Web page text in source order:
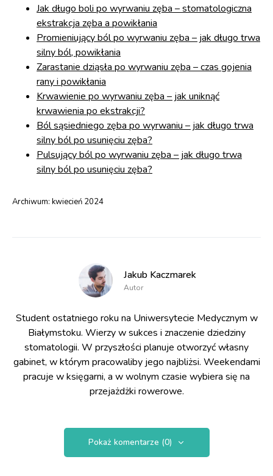
Jak długo boli po wyrwaniu zęba – stomatologiczna
ekstrakcja zęba a powikłania
Promieniujący ból po wyrwaniu zęba – jak długo trwa
silny ból, powikłania
Zarastanie dziąsła po wyrwaniu zęba – czas gojenia
rany i powikłania
Krwawienie po wyrwaniu zęba – jak uniknąć
krwawienia po ekstrakcji?
Ból sąsiedniego zęba po wyrwaniu – jak długo trwa
silny ból po usunięciu zęba?
Pulsujący ból po wyrwaniu zęba – jak długo trwa
silny ból po usunięciu zęba?
Archiwum: kwiecień 2024
Jakub Kaczmarek
Autor
Student ostatniego roku na Uniwersytecie Medycznym w
Białymstoku. Wierzy w sukces i znaczenie dziedziny
stomatologii. W przyszłości planuje otworzyć własny
gabinet, w którym pracowaliby jego najbliżsi. Weekendami
pracuje w księgarni, a w wolnym czasie wybiera się na
przejażdżki rowerowe.
Pokaż komentarze (0)